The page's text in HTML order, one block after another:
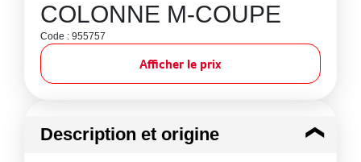
COLONNE M-COUPE
Code : 955757
Afficher le prix
Description et origine